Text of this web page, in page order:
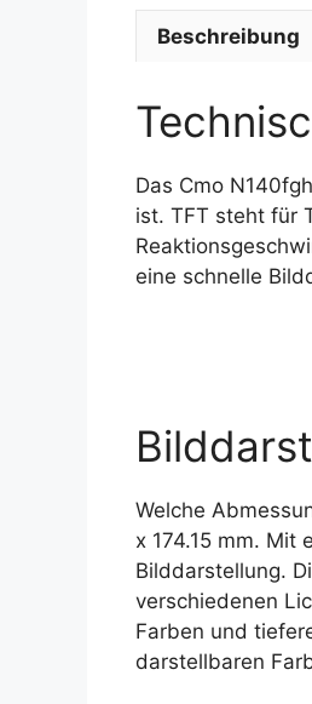
Beschreibung
Das Cmo
ist. TFT steht für
eine schnelle
Welche
x 174.15 mm.
Bilddarstellung.
verschiedenen
Farben und
darstellbaren